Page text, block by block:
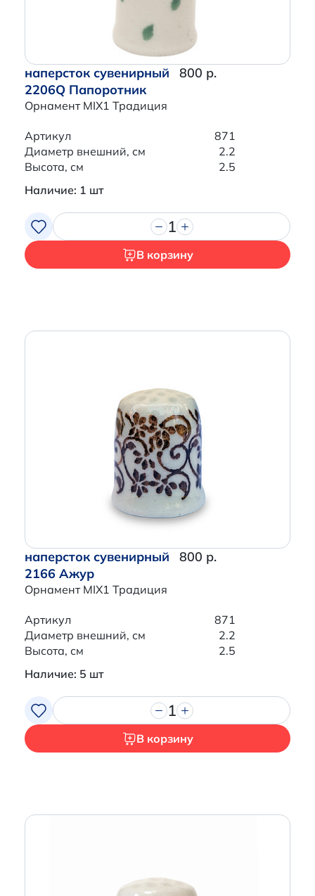
наперсток сувенирный
2206Q Папоротник
Орнамент MIX1 Традиция
800 р.
Артикул
871
Диаметр внешний, см
2.2
Высота, см
2.5
Наличие: 1 шт
1
В корзину
наперсток сувенирный
2166 Ажур
Орнамент MIX1 Традиция
800 р.
Артикул
871
Диаметр внешний, см
2.2
Высота, см
2.5
Наличие: 5 шт
1
В корзину